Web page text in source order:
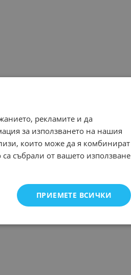
рекламите и да
за използването на нашия
които може да я комбинират
събрали от вашето използване
ПРИЕМЕТЕ ВСИЧКИ